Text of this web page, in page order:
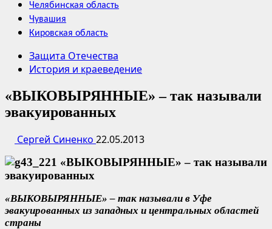
Челябинская область
Чувашия
Кировская область
Защита Отечества
История и краеведение
«ВЫКОВЫРЯННЫЕ» – так называли
эвакуированных
Сергей Синенко 22.05.2013
«ВЫКОВЫРЯННЫЕ» – так называли в Уфе
эвакуированных из западных и центральных областей
страны